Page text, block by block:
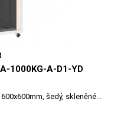
1000KG-A-D1-YD
šedý, skleněné...